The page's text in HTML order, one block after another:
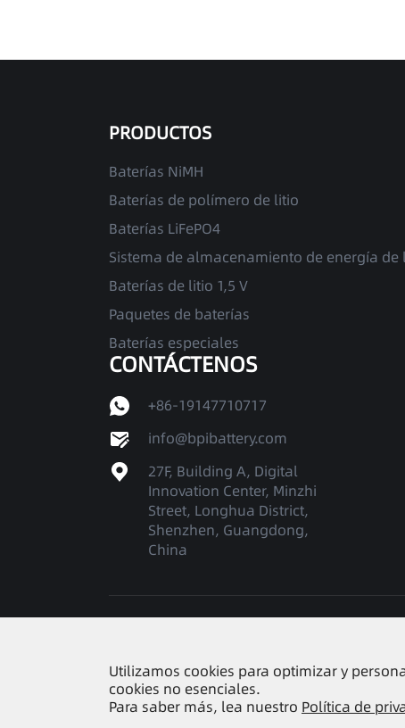
PRODUCTOS
Baterías NiMH
Baterías de polímero de litio
Baterías LiFePO4
Sistema de almacenamiento de energía de
Baterías de litio 1,5 V
Paquetes de baterías
Baterías especiales
CONTÁCTENOS
+86-19147710717
info@bpibattery.com
27F, Building A, Digital
Innovation Center, Minzhi
Street, Longhua District,
Shenzhen, Guangdong,
China
Utilizamos cookies para optimizar y
cookies no esenciales.
Para saber más, lea nuestro Política de